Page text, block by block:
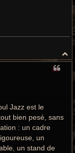
a
Jazz est le
bien pesé, sans
: un cadre
un
un stand de